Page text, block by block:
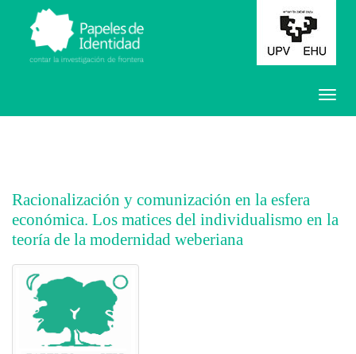
Racionalización y comunización en la esfera
económica. Los matices del individualismo en la
teoría de la modernidad weberiana
##plugins.themes.bootstrap3.article.main##